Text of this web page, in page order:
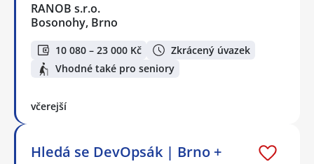
RANOB s.r.o.
Bosonohy, Brno
10 080 – 23 000 Kč
Zkrácený úvazek
Vhodné také pro seniory
včerejší
Hledá se DevOpsák | Brno +